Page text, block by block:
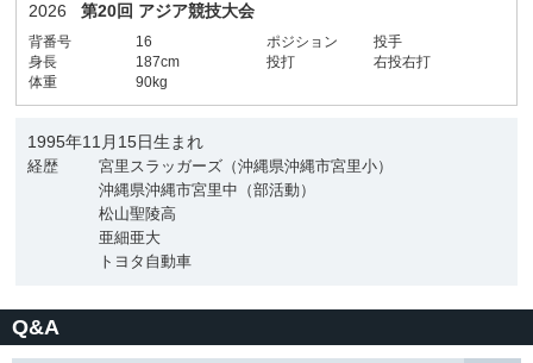
2026 第20回 アジア競技大会
背番号 16 ポジション
投手
身長
187cm 投打
右投右打
体重
90kg
1995年11月15日生まれ
経歴
宮里スラッガーズ（沖縄県沖縄市宮里小）
沖縄県沖縄市宮里中（部活動）
松山聖陵高
亜細亜大
トヨタ自動車
Q&A